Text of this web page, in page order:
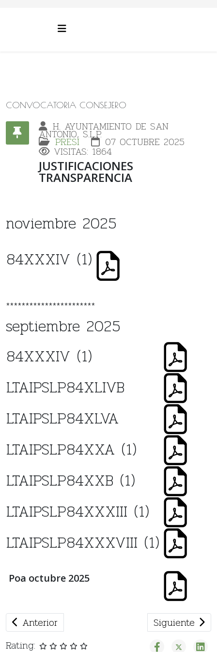
CONVOCATORIA CONSEJERO
H. AYUNTAMIENTO DE SAN
ANTONIO, S.L.P.
PRESI 07 OCTUBRE 2025
VISITAS: 1864
JUSTIFICACIONES
TRANSPARENCIA
noviembre 2025
84XXXIV (1)
***********************
septiembre 2025
84XXXIV (1)
LTAIPSLP84XLIVB
LTAIPSLP84XLVA
LTAIPSLP84XXA (1)
LTAIPSLP84XXB (1)
LTAIPSLP84XXXIII (1)
LTAIPSLP84XXXVIII (1)
Poa octubre 2025
Artículo anterior: CONTRATOS
Anterior Artículo
Siguiente
Rating: